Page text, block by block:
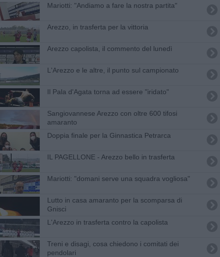
Mariotti: "Andiamo a fare la nostra partita"
Arezzo, in trasferta per la vittoria
Arezzo capolista, il commento del lunedì
L'Arezzo e le altre, il punto sul campionato
Il Pala d'Agata torna ad essere "iridato"
Sangiovannese Arezzo con oltre 600 tifosi
amaranto
Doppia finale per la Ginnastica Petrarca
IL PAGELLONE - Arezzo bello in trasferta
Mariotti: "domani serve una squadra vogliosa"
Lutto in casa amaranto per la scomparsa di
Gnisci
L'Arezzo in trasferta contro la capolista
Treni e disagi, cosa chiedono i comitati dei
pendolari